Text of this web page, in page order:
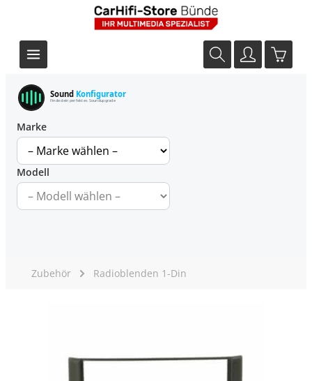
Sound Konfigurator
Finde dein perfektes Soundupgrade
Marke
Modell
Zubehör Radioblenden 1-Din